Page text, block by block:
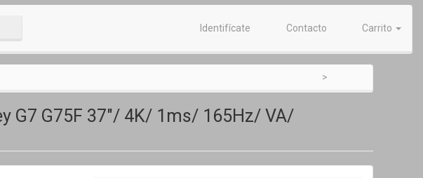
Identifícate Contacto Carrito
G7 G75F 37"/ 4K/ 1ms/ 165Hz/ VA/